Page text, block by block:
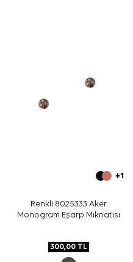
+1
Renkli 8025333 Aker
Monogram Eşarp Mıknatısı
300,00TL